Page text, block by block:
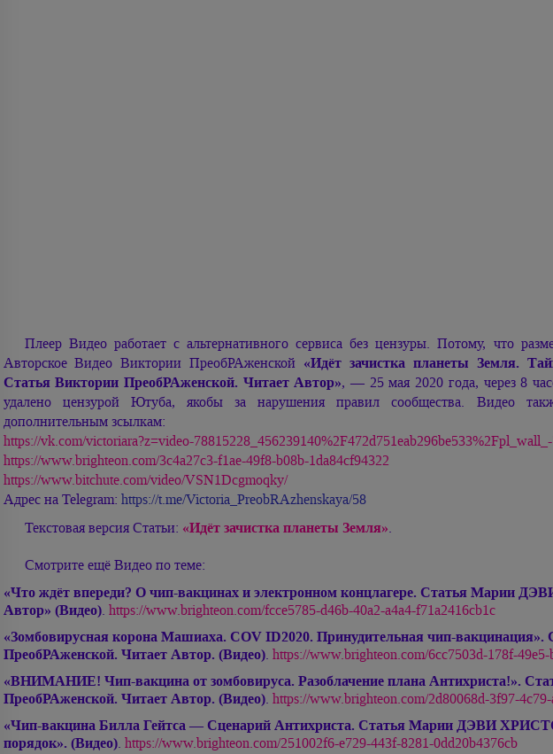
Плеер Видео работает с альтернативного сервиса без цензуры. Потому, что
Авторское Видео Виктории ПреобРАженской «Идёт зачистка планеты Земля.
Статья Виктории ПреобРАженской. Читает Автор», — 25 мая 2020 года, через 8
удалено цензурой Ютуба, якобы за нарушения правил сообщества. Видео
дополнительным зсылкам:
https://vk.com/victoriara?z=video-
https://www.brighteon.com/3c4a27c3-f1ae-49f8-b08b-1da84cf94322
https://www.bitchute.com/video/VSN1Dcgmoqky/
Адрес на Telegram: https://t.me/Victoria_PreobRAzhenskaya/58
Текстовая версия Статьи: «Идёт зачистка планеты Земля».
Смотрите ещё Видео по теме:
«Что ждёт впереди? О чип-вакцинах и электронном концлагере. Статья Марии
Автор» (Видео). https://www.brighteon.com/fcce5785-d46b-40a2-a4a4-f71a2416cb1c
«Зомбовирусная корона Машиаха. COV ID2020. Принудительная чип-вакцинация».
ПреобРАженской. Читает Автор. (Видео). https://www.brighteon.com/6cc7503d-178f-49e5-
«ВНИМАНИЕ! Чип-вакцина от зомбовируса. Разоблачение плана Антихриста!».
ПреобРАженской. Читает Автор. (Видео). https://www.brighteon.com/2d80068d-3f97-
«Чип-вакцина Билла Гейтса — Сценарий Антихриста. СтатьяМарии ДЭВИ
порядок». (Видео). https://www.brighteon.com/251002f6-e729-443f-8281-0dd20b4376cb